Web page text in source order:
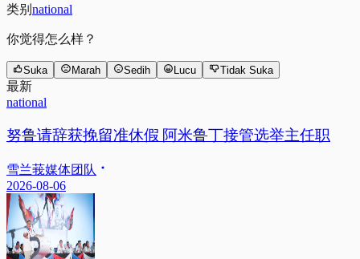
类别 national
你觉得怎么样？
Suka Marah Sedih Lucu Tidak Suka
最新
national
努鲁请辞获挽留准休假 阿米鲁丁接管选举主任职
雪兰莪媒体团队
2026-08-06